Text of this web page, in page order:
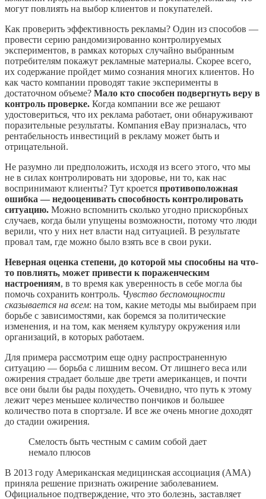
могут повлиять на выбор клиентов и покупателей.
Как проверить эффективность рекламы? Один из способов —
провести серию рандомизированно контролируемых
экспериментов, в рамках которых случайно выбранным
потребителям покажут рекламные материалы. Скорее всего,
их содержание пройдет мимо сознания многих клиентов. Но
как часто компании проводят такие эксперименты в
достаточном объеме? Мало кто способен подвергнуть веру в
контроль проверке. Когда компании все же решают
удостовериться, что их реклама работает, они обнаруживают
поразительные результаты. Компания eBay призналась, что
рентабельность инвестиций в рекламу может быть и
отрицательной.
Не разумно ли предположить, исходя из всего этого, что мы
не в силах контролировать ни здоровье, ни то, как нас
воспринимают клиенты? Тут кроется противоположная
ошибка — недооценивать способность контролировать
ситуацию. Можно вспомнить сколько угодно прискорбных
случаев, когда были упущены возможности, потому что люди
верили, что у них нет власти над ситуацией. В результате
провал там, где можно было взять все в свои руки.
Неверная оценка степени, до которой мы способны на что-
то повлиять, может привести к пораженческим
настроениям, в то время как уверенность в себе могла бы
помочь сохранить контроль. Чувство беспомощности
сказывается на всем: на том, какие методы мы выбираем при
борьбе с зависимостями, как боремся за политические
изменения, и на том, как меняем культуру окружения или
организаций, в которых работаем.
Для примера рассмотрим еще одну распространенную
ситуацию — борьба с лишним весом. От лишнего веса или
ожирения страдает больше две трети американцев, и почти
все они были бы рады похудеть. Очевидно, что путь к этому
лежит через меньшее количество пончиков и большее
количество пота в спортзале. И все же очень многие доходят
до стадии ожирения.
Смелость быть честным с самим собой дает
немало плюсов
В 2013 году Американская медицинская ассоциация (АМА)
приняла решение признать ожирение заболеванием.
Официальное подтверждение, что это болезнь, заставляет